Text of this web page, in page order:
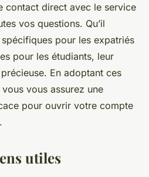
contact direct avec le service
vos questions. Qu’il
spécifiques pour les expatriés
pour les étudiants, leur
En adoptant ces
vous vous assurez une
pour ouvrir votre compte
utiles